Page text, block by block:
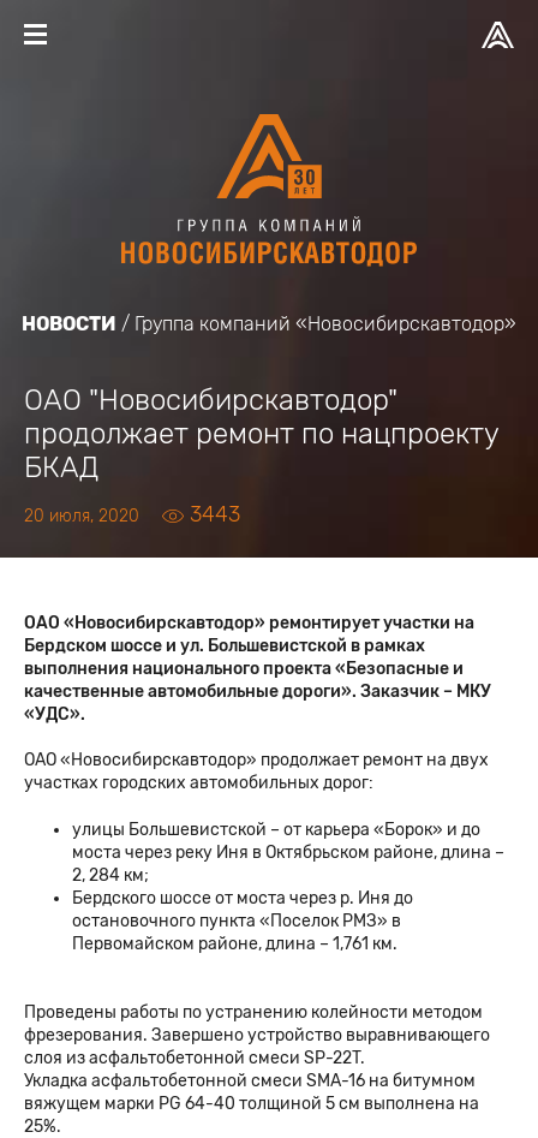
НОВОСТИ Группа компаний «Новосибирскавтодор»
ОАО "Новосибирскавтодор"
продолжает ремонт по нацпроекту
БКАД
20 июля, 2020 3443
ОАО «Новосибирскавтодор» ремонтирует участки на
Бердском шоссе и ул. Большевистской в рамках
выполнения национального проекта «Безопасные и
качественные автомобильные дороги». Заказчик – МКУ
«УДС».
ОАО «Новосибирскавтодор» продолжает ремонт на двух
участках городских автомобильных дорог:
улицы Большевистской – от карьера «Борок» и до
моста через реку Иня в Октябрьском районе, длина –
2, 284 км;
Бердского шоссе от моста через р. Иня до
остановочного пункта «Поселок РМЗ» в
Первомайском районе, длина – 1,761 км.
Проведены работы по устранению колейности методом
фрезерования. Завершено устройство выравнивающего
слоя из асфальтобетонной смеси SP-22T.
Укладка асфальтобетонной смеси SMA-16 на битумном
вяжущем марки PG 64-40 толщиной 5 см выполнена на
25%.